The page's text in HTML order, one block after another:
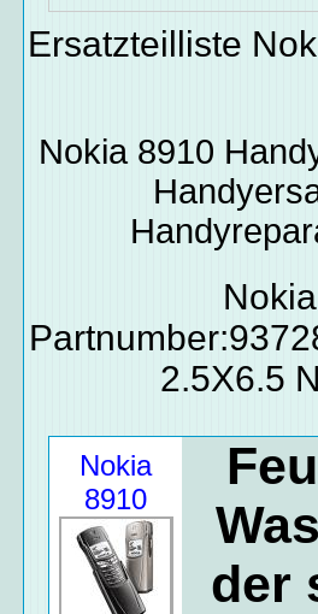
Ersatzteilliste
Nokia 8910
2.5X6.5
Nokia
8910
der